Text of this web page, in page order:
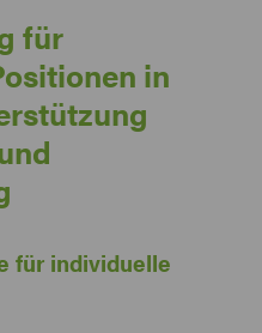
für
in
für individuelle